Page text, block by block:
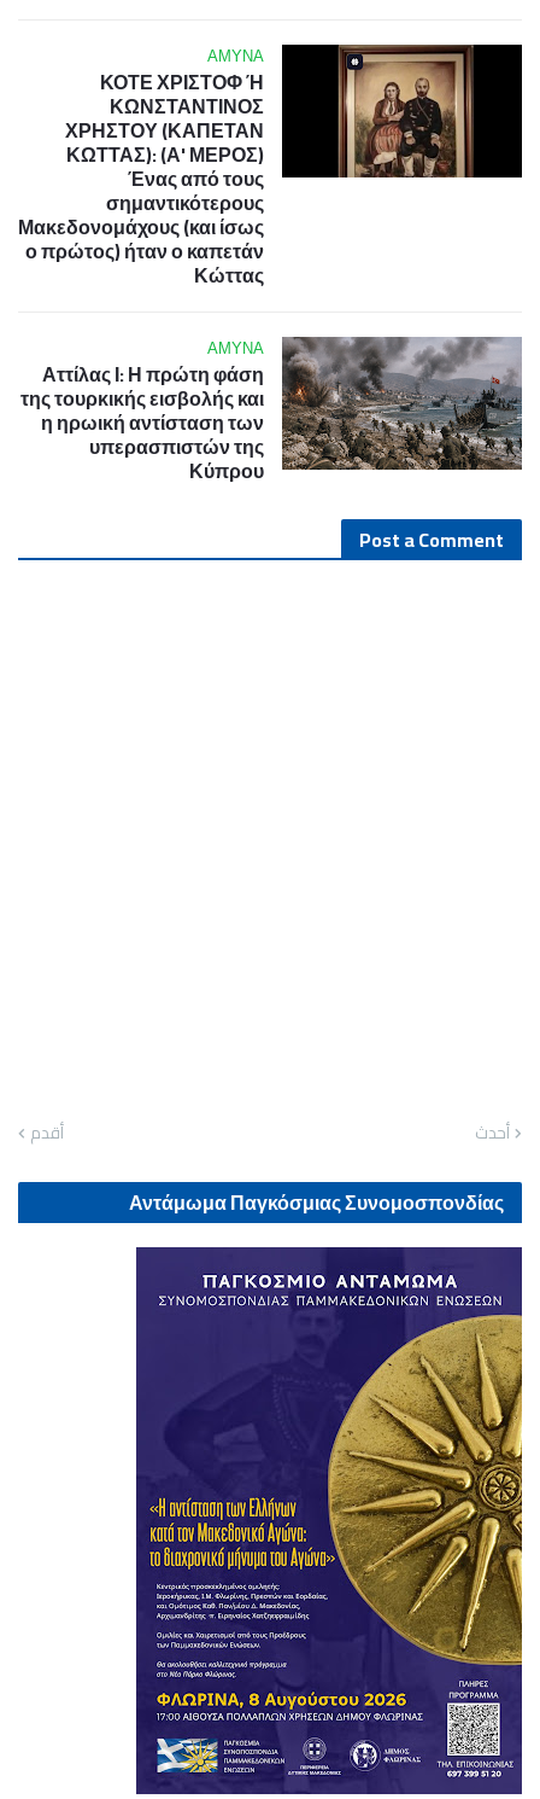
ΑΜΥΝΑ
ΚΟΤΕ ΧΡΙΣΤΟΦ Ή
ΚΩΝΣΤΑΝΤΙΝΟΣ
ΧΡΗΣΤΟΥ (ΚΑΠΕΤΑΝ
ΚΩΤΤΑΣ): (Α' ΜΕΡΟΣ)
Ένας από τους
σημαντικότερους
Μακεδονομάχους (και ίσως
ο πρώτος) ήταν ο καπετάν
Κώττας
ΑΜΥΝΑ
Αττίλας Ι: Η πρώτη φάση
της τουρκικής εισβολής και
η ηρωική αντίσταση των
υπερασπιστών της
Κύπρου
Post a Comment
أحدث أقدم
Αντάμωμα Παγκόσμιας Συνομοσπονδίας
Παμμακεδονικών Ενώσεων